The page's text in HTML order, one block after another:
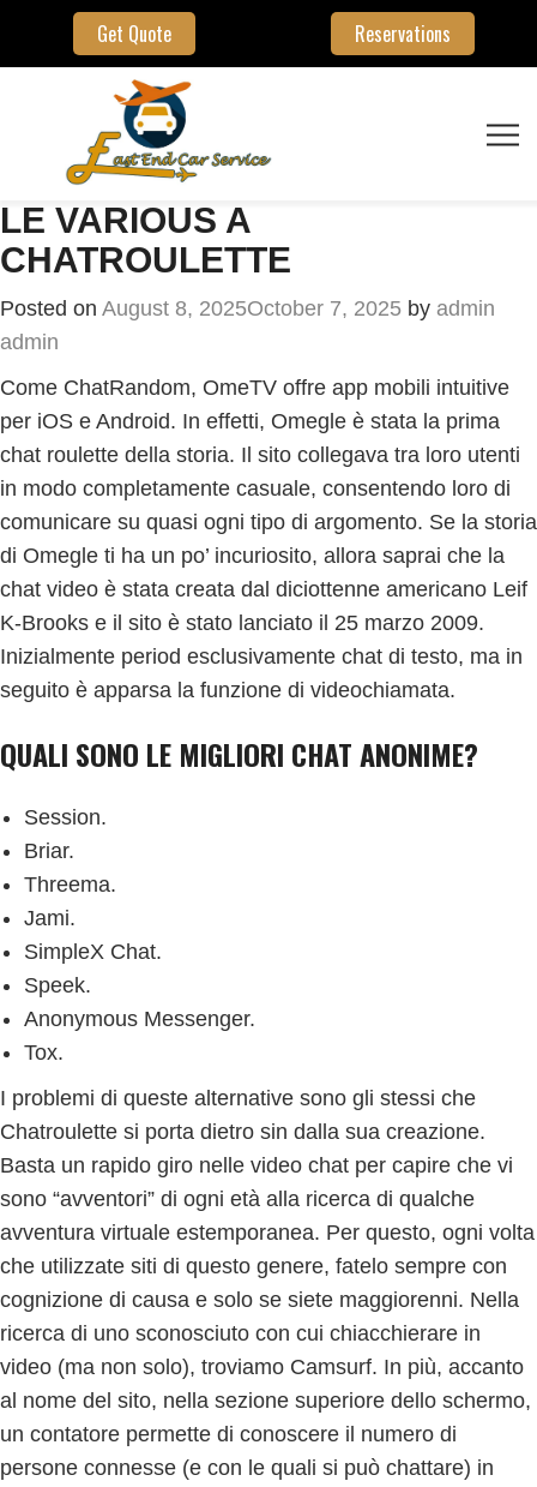
Get Quote Reservations
LE VARIOUS A
CHATROULETTE
Posted on August 8, 2025October 7, 2025 by admin
admin
Come ChatRandom, OmeTV offre app mobili intuitive
per iOS e Android. In effetti, Omegle è stata la prima
chat roulette della storia. Il sito collegava tra loro utenti
in modo completamente casuale, consentendo loro di
comunicare su quasi ogni tipo di argomento. Se la storia
di Omegle ti ha un po’ incuriosito, allora saprai che la
chat video è stata creata dal diciottenne americano Leif
K-Brooks e il sito è stato lanciato il 25 marzo 2009.
Inizialmente period esclusivamente chat di testo, ma in
seguito è apparsa la funzione di videochiamata.
QUALI SONO LE MIGLIORI CHAT ANONIME?
Session.
Briar.
Threema.
Jami.
SimpleX Chat.
Speek.
Anonymous Messenger.
Tox.
I problemi di queste alternative sono gli stessi che
Chatroulette si porta dietro sin dalla sua creazione.
Basta un rapido giro nelle video chat per capire che vi
sono “avventori” di ogni età alla ricerca di qualche
avventura virtuale estemporanea. Per questo, ogni volta
che utilizzate siti di questo genere, fatelo sempre con
cognizione di causa e solo se siete maggiorenni. Nella
ricerca di uno sconosciuto con cui chiacchierare in
video (ma non solo), troviamo Camsurf. In più, accanto
al nome del sito, nella sezione superiore dello schermo,
un contatore permette di conoscere il numero di
persone connesse (e con le quali si può chattare) in